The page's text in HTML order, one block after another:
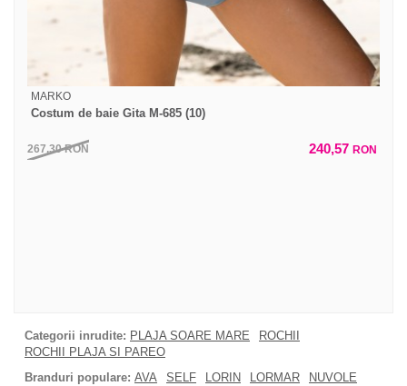
MARKO
Costum de baie Gita M-685 (10)
267,30RON 240,57 RON
Categorii inrudite: PLAJA SOARE MARE
ROCHII
ROCHII PLAJA SI PAREO
Branduri populare: AVA SELF LORIN LORMAR
NUVOLE